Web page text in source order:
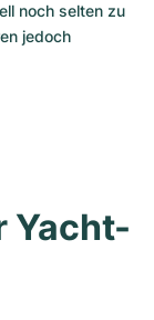
noch selten zu
jedoch
Yacht-